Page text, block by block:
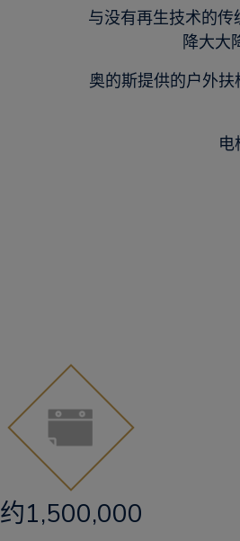
与没有再生技术的
降大大
奥的斯提供的户外
电
约1,500,000